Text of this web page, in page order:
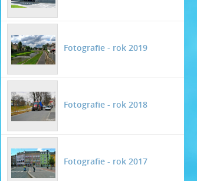
Fotografie - rok 2019
Fotografie - rok 2018
Fotografie - rok 2017